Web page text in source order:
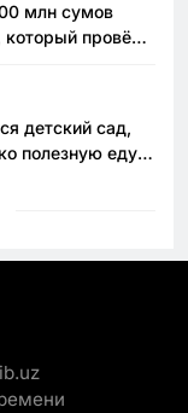
млн сумов
провёл
детский сад,
полезную еду.